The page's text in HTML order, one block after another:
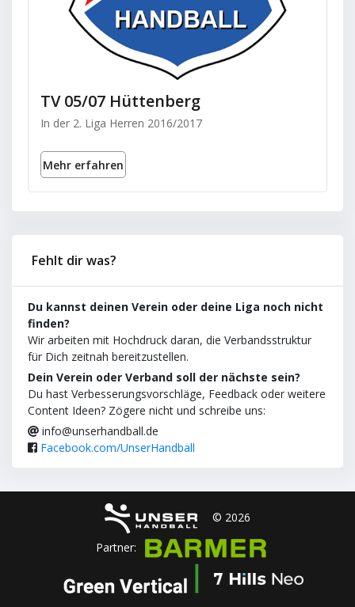
TV 05/07 Hüttenberg
In der 2. Liga Herren 2016/2017
Mehr erfahren
Fehlt dir was?
Du kannst deinen Verein oder deine Liga noch nicht
finden?
Wir arbeiten mit Hochdruck daran, die Verbandsstruktur
für Dich zeitnah bereitzustellen.
Dein Verein oder Verband soll der nächste sein?
Du hast Verbesserungsvorschläge, Feedback oder weitere
Content Ideen? Zögere nicht und schreibe uns:
info@unserhandball.de
Facebook.com/UnserHandball
© 2026
Partner: